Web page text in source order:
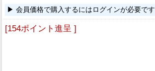
会員価格で購入するにはログインが必要です
[154ポイント進呈 ]